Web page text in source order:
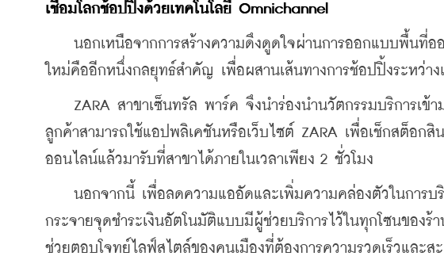
เชื่อมโลกช้อปปิ้งด้วยเทคโนโลยี Omnichannel
นอกเหนือจากการสร้างความดึงดูดใจผ่านการออกแบบพื้นที่อ
ใหม่คืออีกหนึ่งกลยุทธ์สำคัญ เพื่อผสานเส้นทางการช้อปปิ้งระหว่า
ZARA สาขาเซ็นทรัล พาร์ค จึงนำร่องนำนวัตกรรมบริการเข้า
ลูกค้าสามารถใช้แอปพลิเคชันหรือเว็บไซต์ ZARA เพื่อเช็กสต็อก
ออนไลน์แล้วมารับที่สาขาได้ภายในเวลาเพียง 2 ชั่วโมง
นอกจากนี้ เพื่อลดความแออัดและเพิ่มความคล่องตัวในการบ
กระจายจุดชำระเงินอัตโนมัติแบบมีผู้ช่วยบริการไว้ในทุกโซนของ
ช่วยตอบโจทย์ไลฟ์สไตล์ของคนเมืองที่ต้องการความรวดเร็วและส